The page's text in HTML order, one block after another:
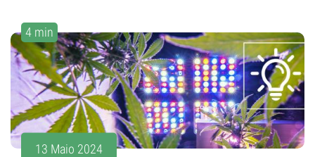
4 min
13 Maio 2024